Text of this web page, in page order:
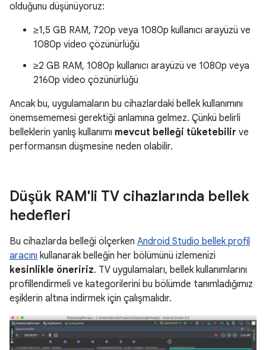
olduğunu düşünüyoruz:
≥1,5 GB RAM, 720p veya 1080p kullanıcı arayüzü ve
1080p video çözünürlüğü
≥2 GB RAM, 1080p kullanıcı arayüzü ve 1080p veya
2160p video çözünürlüğü
Ancak bu, uygulamaların bu cihazlardaki bellek kullanımını
önemsememesi gerektiği anlamına gelmez. Çünkü belirli
belleklerin yanlış kullanımı mevcut belleği tüketebilir ve
performansın düşmesine neden olabilir.
Düşük RAM'li TV cihazlarında bellek
hedefleri
Bu cihazlarda belleği ölçerken Android Studio bellek profil
aracını kullanarak belleğin her bölümünü izlemenizi
kesinlikle öneririz. TV uygulamaları, bellek kullanımlarını
profillendirmeli ve kategorilerini bu bölümde tanımladığımız
eşiklerin altına indirmek için çalışmalıdır.